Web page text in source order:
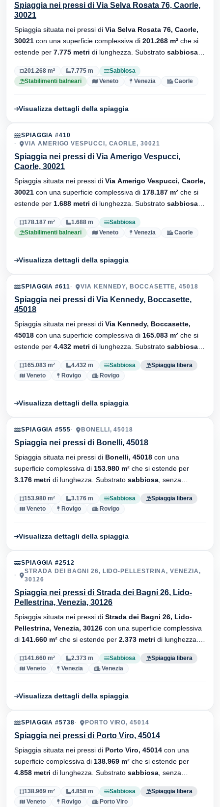
Spiaggia nei pressi di Via Selva Rosata 76, Caorle,
30021
Spiaggia situata nei pressi di Via Selva Rosata 76, Caorle,
30021 con una superficie complessiva di 201.268 m² che si
estende per 7.775 metri di lunghezza. Substrato sabbiosa
201.268 m² 7.775 m
Sabbiosa
Stabilimenti balneari
Veneto Venezia Caorle
Visualizza dettagli della spiaggia
SPIAGGIA #410
VIA AMERIGO VESPUCCI, CAORLE, 30021
Spiaggia nei pressi di Via Amerigo Vespucci,
Caorle, 30021
Spiaggia situata nei pressi di Via Amerigo Vespucci, Caorle,
30021 con una superficie complessiva di 178.187 m² che si
estende per 1.688 metri di lunghezza. Substrato sabbiosa
178.187 m² 1.688 m
Sabbiosa
Stabilimenti balneari
Veneto Venezia Caorle
Visualizza dettagli della spiaggia
SPIAGGIA #611 VIA KENNEDY, BOCCASETTE, 45018
Spiaggia nei pressi di Via Kennedy, Boccasette,
45018
Spiaggia situata nei pressi di Via Kennedy, Boccasette,
45018 con una superficie complessiva di 165.083 m² che si
estende per 4.432 metri di lunghezza. Substrato sabbiosa
165.083 m² 4.432 m Sabbiosa
Spiaggia libera
Veneto
Rovigo Rovigo
Visualizza dettagli della spiaggia
SPIAGGIA #555 BONELLI, 45018
Spiaggia nei pressi di Bonelli, 45018
Spiaggia situata nei pressi di Bonelli, 45018 con una
superficie complessiva di 153.980 m² che si estende per
3.176 metri di lunghezza. Substrato sabbiosa , senza
153.980 m² 3.176 m Sabbiosa
Spiaggia libera
Veneto
Rovigo Rovigo
Visualizza dettagli della spiaggia
SPIAGGIA #2512
STRADA DEI BAGNI 26, LIDO-PELLESTRINA, VENEZIA,
30126
Spiaggia nei pressi di Strada dei Bagni 26, Lido-
Pellestrina, Venezia, 30126
Spiaggia situata nei pressi di Strada dei Bagni 26, Lido-
Pellestrina, Venezia, 30126 con una superficie complessiva
di 141.660 m² che si estende per 2.373 metri di lunghezza.
141.660 m² 2.373 m Sabbiosa
Spiaggia libera
Veneto
Venezia Venezia
Visualizza dettagli della spiaggia
SPIAGGIA #5738 PORTO VIRO, 45014
Spiaggia nei pressi di Porto Viro, 45014
Spiaggia situata nei pressi di Porto Viro, 45014 con una
superficie complessiva di 138.969 m² che si estende per
4.858 metri di lunghezza. Substrato sabbiosa , senza
138.969 m² 4.858 m Sabbiosa
Spiaggia libera
Veneto
Rovigo Porto Viro